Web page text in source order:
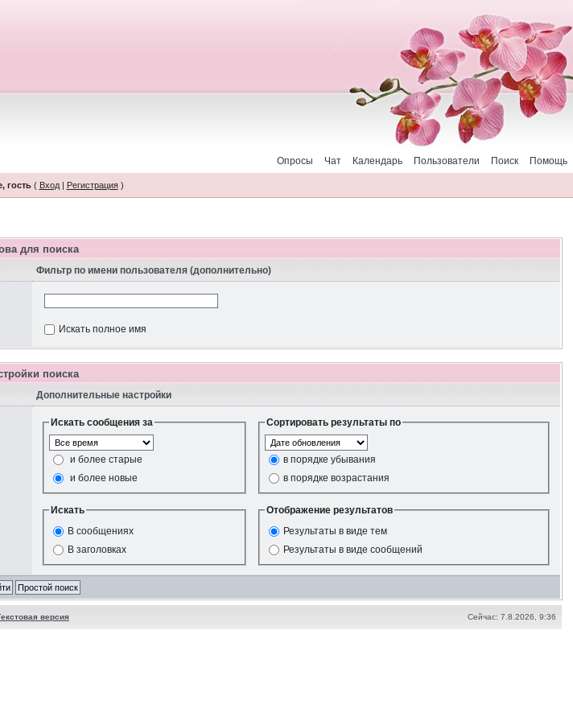
Помощь
Поиск
Пользователи
Календарь
Чат
Опросы
гость( Вход| Регистрация)
для поиска
Фильтр по имени пользователя (дополнительно)
Искать полное имя
поиска
Дополнительные настройки
Искать сообщения за
и более старые
и более новые
Сортировать результаты по
в порядке убывания
в порядке возрастания
Искать
В сообщениях
В заголовках
Отображение результатов
Результаты в виде тем
Результаты в виде сообщений
версия Сейчас: 7.8.2026, 9:36